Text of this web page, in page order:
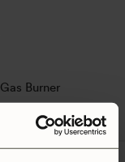
Gas Burner